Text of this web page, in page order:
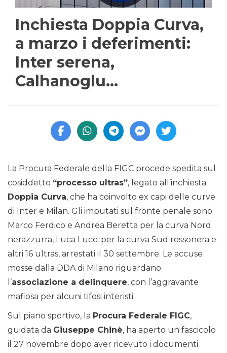
Inchiesta Doppia Curva,
a marzo i deferimenti:
Inter serena,
Calhanoglu…
La Procura Federale della FIGC procede spedita sul
cosiddetto “processo ultras”, legato all’inchiesta
Doppia Curva, che ha coinvolto ex capi delle curve
di Inter e Milan. Gli imputati sul fronte penale sono
Marco Ferdico e Andrea Beretta per la curva Nord
nerazzurra, Luca Lucci per la curva Sud rossonera e
altri 16 ultras, arrestati il 30 settembre. Le accuse
mosse dalla DDA di Milano riguardano
l’associazione a delinquere, con l’aggravante
mafiosa per alcuni tifosi interisti.
Sul piano sportivo, la Procura Federale FIGC,
guidata da Giuseppe Chinè, ha aperto un fascicolo
il 27 novembre dopo aver ricevuto i documenti